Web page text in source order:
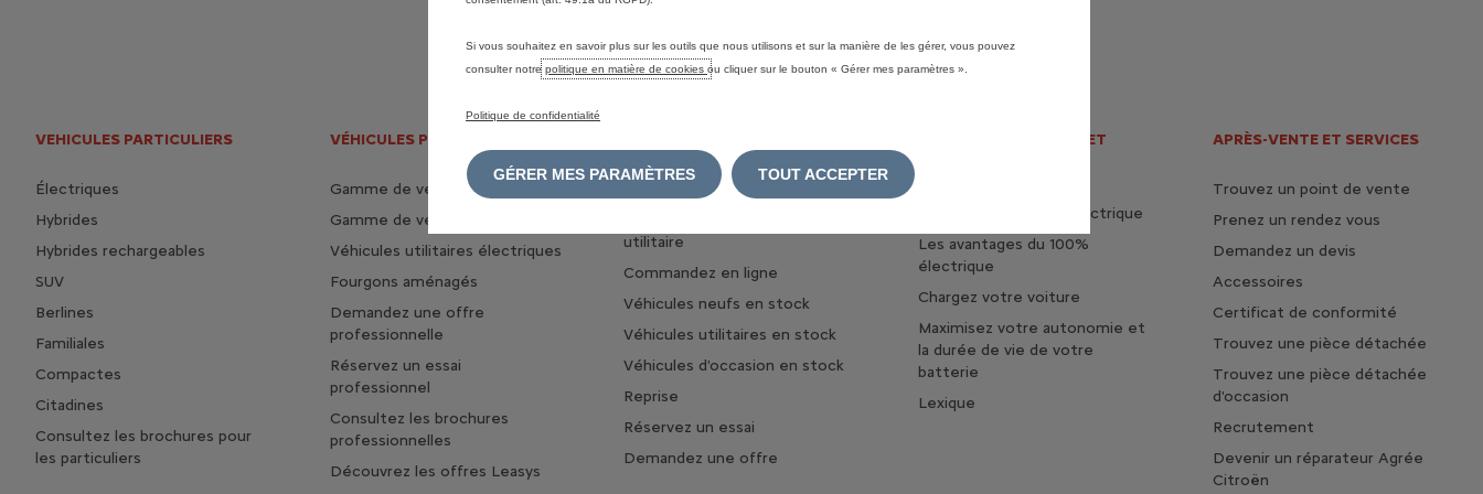
VEHICULES PARTICULIERS
Électriques
Hybrides
Hybrides rechargeables
SUV
Berlines
Familiales
Compactes
Citadines
Consultez les brochures pour
les particuliers
VÉHICULES PROFESSIONNELS
Gamme de véhicules Business
Gamme de véhicules utilitaires
Véhicules utilitaires électriques
Fourgons aménagés
Demandez une offre
professionnelle
Réservez un essai
professionnel
Consultez les brochures
professionnelles
Découvrez les offres Leasys
Configurez votre voiture
utilitaire
Commandez en ligne
Véhicules neufs en stock
Véhicules utilitaires en stock
Véhicules d'occasion en stock
Reprise
Réservez un essai
Demandez une offre
UNIVERS ÉLECTRIQUE ET
Découvrez la vie en électrique
Les avantages du 100%
électrique
Chargez votre voiture
Maximisez votre autonomie et
la durée de vie de votre
batterie
Lexique
APRÈS-VENTE ET SERVICES
Trouvez un point de vente
Prenez un rendez vous
Demandez un devis
Accessoires
Certificat de conformité
Trouvez une pièce détachée
Trouvez une pièce détachée
d'occasion
Recrutement
Devenir un réparateur Agrée
Citroën
Si vous souhaitez en savoir plus sur les outils que nous utilisons et sur la manière de les gérer, vous pouvez
consulter notre politique en matière de cookies ou cliquer sur le bouton « Gérer mes paramètres ».
Politique de confidentialité
GÉRER MES PARAMÈTRES TOUT ACCEPTER